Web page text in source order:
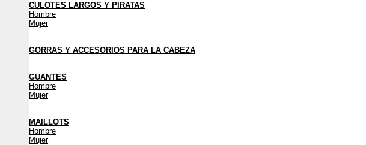
CULOTES LARGOS Y PIRATAS
Hombre
Mujer
GORRAS Y ACCESORIOS PARA LA CABEZA
GUANTES
Hombre
Mujer
MAILLOTS
Hombre
Mujer